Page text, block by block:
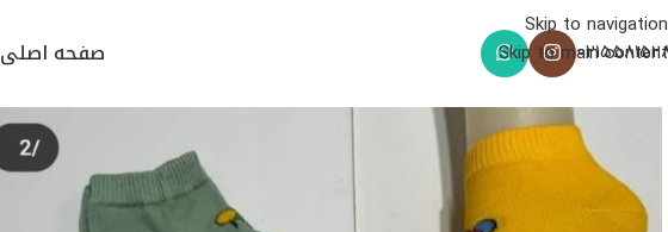
Skip to navigation
Skip to main content
صفحه اصلی